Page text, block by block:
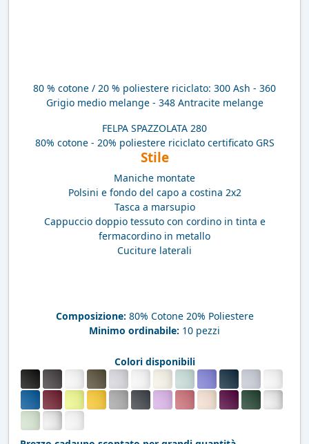
80 % cotone / 20 % poliestere riciclato: 300 Ash - 360
Grigio medio melange - 348 Antracite melange
FELPA SPAZZOLATA 280
80% cotone - 20% poliestere riciclato certificato GRS
Stile
Maniche montate
Polsini e fondo del capo a costina 2x2
Tasca a marsupio
Cappuccio doppio tessuto con cordino in tinta e
fermacordino in metallo
Cuciture laterali
Composizione: 80% Cotone 20% Poliestere
Minimo ordinabile: 10 pezzi
Colori disponibili